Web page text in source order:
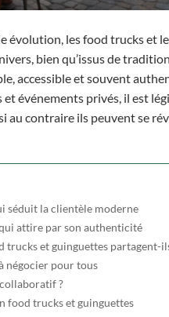
les food trucks et
bien qu’issus de
accessible et souvent
événements privés, il est
contraire ils peuvent se
séduit la clientèle moderne
attire par son authenticité
et guinguettes partagent-ils
négocier pour tous
?
food trucks et guinguettes